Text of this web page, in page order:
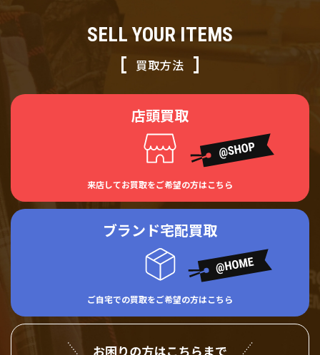
SELL YOUR ITEMS
買取方法
店頭買取
来店してお買取をご希望の方はこちら
ブランド宅配買取
ご自宅での買取をご希望の方はこちら